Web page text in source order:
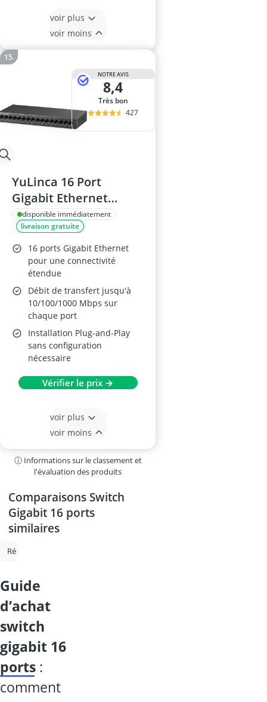
voir plus
voir moins
NOTRE AVIS
8,4
Très bon
427
YuLinca 16 Port
Gigabit Ethernet
Switch
disponible immédiatement
livraison gratuite
16 ports Gigabit Ethernet
pour une connectivité
étendue
Débit de transfert jusqu'à
10/100/1000 Mbps sur
chaque port
Installation Plug-and-Play
sans configuration
nécessaire
Vérifier le prix →
voir plus
voir moins
ⓘ Informations sur le classement et
l'évaluation des produits
Comparaisons Switch
Gigabit 16 ports
similaires
Répéteurs Wi-Fi fritz
guide
d’achat
switch
gigabit 16
ports :
comment